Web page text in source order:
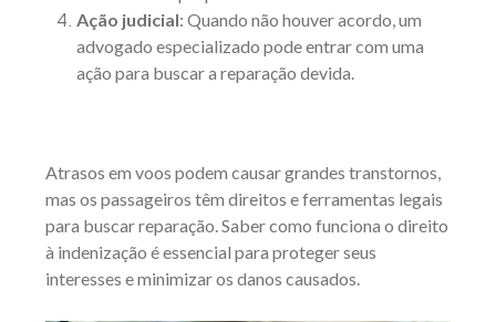
Ação judicial: Quando não houver acordo, um
advogado especializado pode entrar com uma
ação para buscar a reparação devida.
Atrasos em voos podem causar grandes transtornos,
mas os passageiros têm direitos e ferramentas legais
para buscar reparação. Saber como funciona o direito
à indenização é essencial para proteger seus
interesses e minimizar os danos causados.